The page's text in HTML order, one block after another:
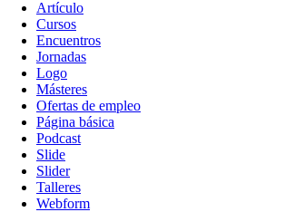
contenido
Artículo
Cursos
Encuentros
Jornadas
Logo
Másteres
Ofertas de empleo
Página básica
Podcast
Slide
Slider
Talleres
Webform